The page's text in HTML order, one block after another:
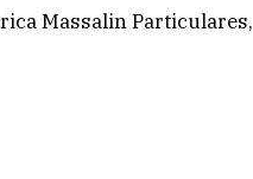
Massalin Particulares,